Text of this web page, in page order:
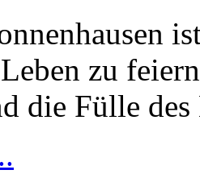
zu
die Fülle